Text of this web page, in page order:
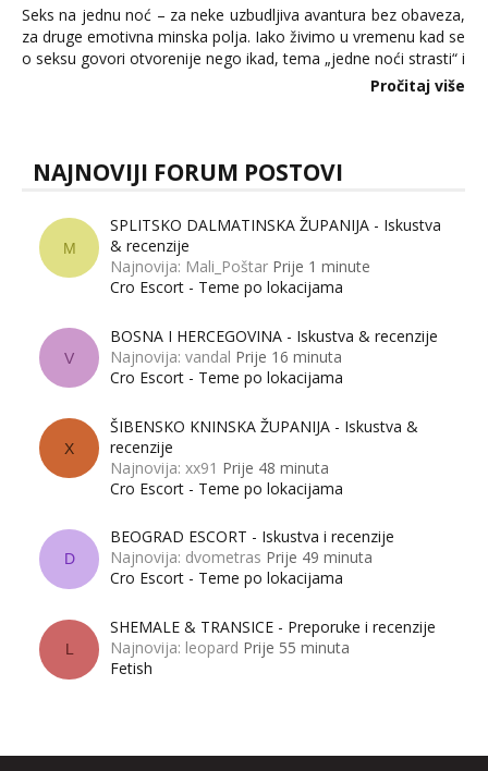
Seks na jednu noć – za neke uzbudljiva avantura bez obaveza,
za druge emotivna minska polja. Iako živimo u vremenu kad se
o seksu govori otvorenije nego ikad, tema „jedne noći strasti“ i
dalje izaziva burne rasprave. Što zapravo misle žene, a što
Pročitaj više
NAJNOVIJI FORUM POSTOVI
M
SPLITSKO DALMATINSKA ŽUPANIJA - Iskustva
& recenzije
Najnovija: Mali_Poštar Prije 1 minute
Cro Escort - Teme po lokacijama
V
BOSNA I HERCEGOVINA - Iskustva & recenzije
Najnovija: vandal Prije 16 minuta
Cro Escort - Teme po lokacijama
X
ŠIBENSKO KNINSKA ŽUPANIJA - Iskustva &
recenzije
Najnovija: xx91 Prije 48 minuta
Cro Escort - Teme po lokacijama
D
BEOGRAD ESCORT - Iskustva i recenzije
Najnovija: dvometras Prije 49 minuta
Cro Escort - Teme po lokacijama
L
SHEMALE & TRANSICE - Preporuke i recenzije
Najnovija: leopard Prije 55 minuta
Fetish